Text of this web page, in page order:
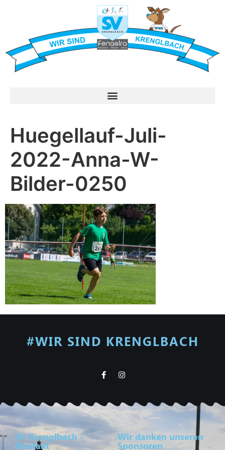
Huegellauf-Juli-
2022-Anna-W-
Bilder-0250
#WIR SIND KRENGLBACH
SV Krenglbach -
Kontakt
Wir danken unseren
Sponsoren